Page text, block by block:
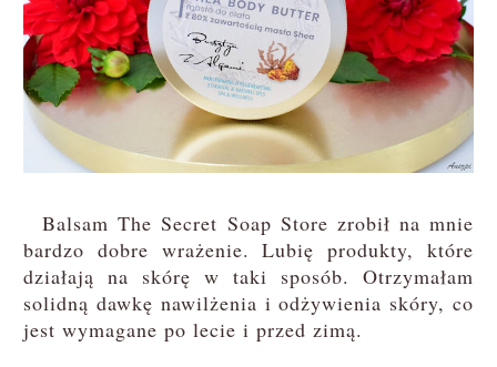
Balsam The Secret Soap Store zrobił na mnie
bardzo dobre wrażenie. Lubię produkty, które
działają na skórę w taki sposób. Otrzymałam
solidną dawkę nawilżenia i odżywienia skóry, co
jest wymagane po lecie i przed zimą.